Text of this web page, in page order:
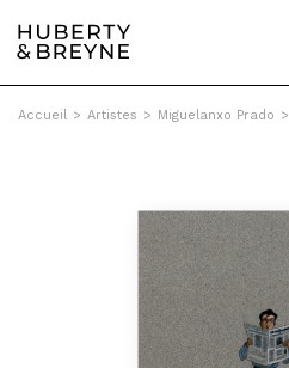
Accueil > Artistes > Miguelanxo Prado >